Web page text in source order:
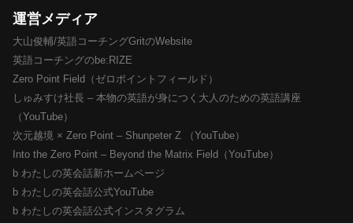
運営メディア
大山俊輔/英語コーチングGritのWebsite
英語コーチングのbe:RIZE
Zero Point Field（ゼロポイントフィールド）
しゅみすけ社長 – 本物の英語が身につく大人のための英語講座
（YouTube）
次元越境 × Zero Point – Shunpeter Z （YouTube）
Into the Zero Point – Beyond the Matrix Field（YouTube）
b わたしの英会話新ホームページ
b わたしの英会話公式YouTube
b わたしの英会話公式インスタグラム